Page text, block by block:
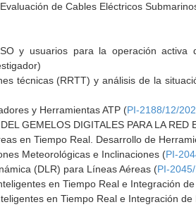
de Cables Eléctricos
y usuarios para la operación
técnicas (RRTT) y análisis de la
y Herramientas ATP (PI-2188/12/
GEMELOS DIGITALES PARA LA RED
en Tiempo Real. Desarrollo de
Meteorológicas e Inclinaciones (PI-
(DLR) para Líneas Aéreas (PI-
en Tiempo Real e Integración
en Tiempo Real e Integración